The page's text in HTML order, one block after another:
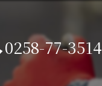
0258-77-3514